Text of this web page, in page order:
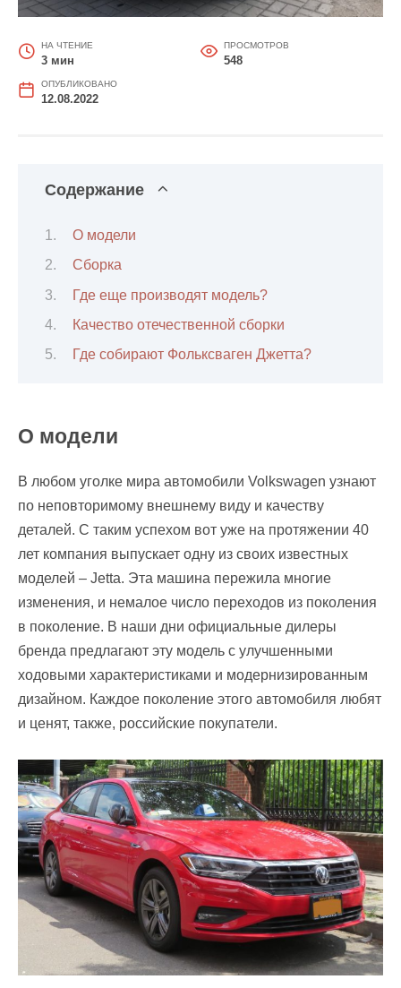
НА ЧТЕНИЕ
3 мин
ПРОСМОТРОВ
548
ОПУБЛИКОВАНО
12.08.2022
Содержание
О модели
Cборка
Где еще производят модель?
Качество отечественной сборки
Где собирают Фольксваген Джетта?
О модели
В любом уголке мира автомобили Volkswagen узнают
по неповторимому внешнему виду и качеству
деталей. С таким успехом вот уже на протяжении 40
лет компания выпускает одну из своих известных
моделей – Jetta. Эта машина пережила многие
изменения, и немалое число переходов из поколения
в поколение. В наши дни официальные дилеры
бренда предлагают эту модель с улучшенными
ходовыми характеристиками и модернизированным
дизайном. Каждое поколение этого автомобиля любят
и ценят, также, российские покупатели.